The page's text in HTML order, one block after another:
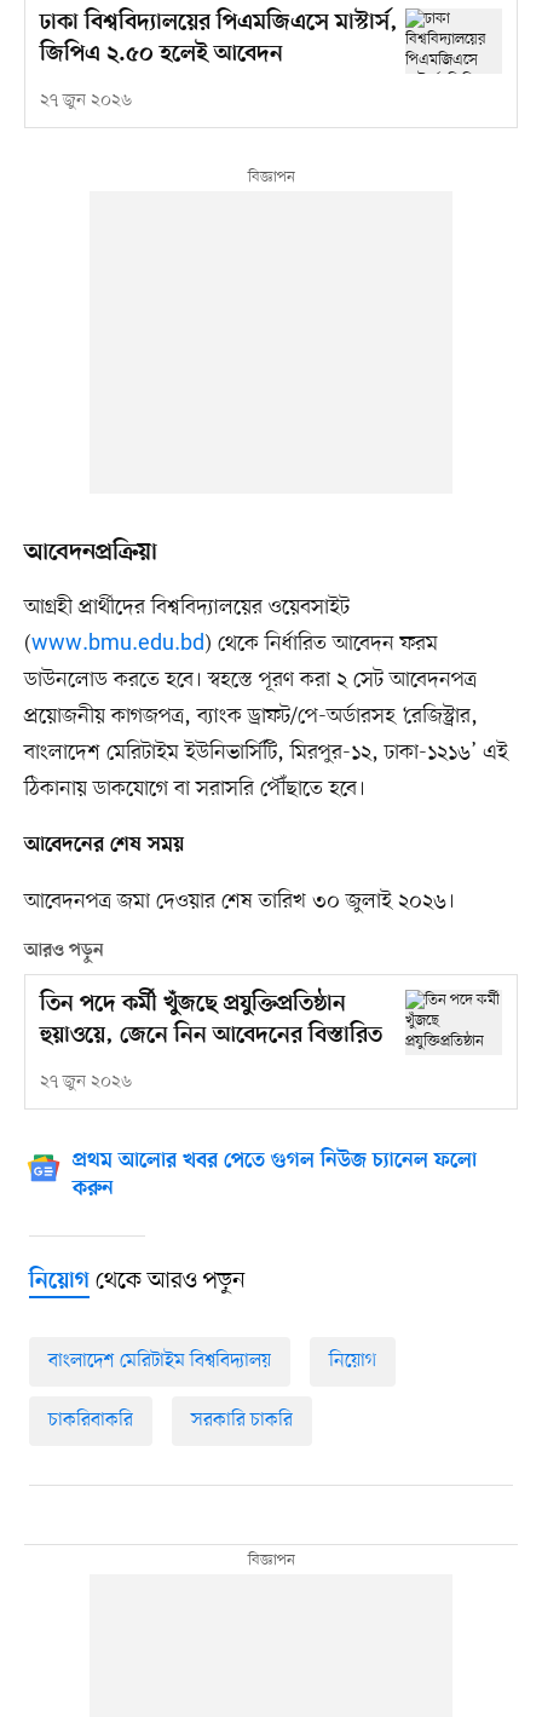
ঢাকা বিশ্ববিদ্যালয়ের পিএমজিএসে মাস্টার্স,
জিপিএ ২.৫০ হলেই আবেদন
২৭ জুন ২০২৬
আবেদনপ্রক্রিয়া
আগ্রহী প্রার্থীদের বিশ্ববিদ্যালয়ের ওয়েবসাইট
(www.bmu.edu.bd) থেকে নির্ধারিত আবেদন ফরম
ডাউনলোড করতে হবে। স্বহস্তে পূরণ করা ২ সেট আবেদনপত্র
প্রয়োজনীয় কাগজপত্র, ব্যাংক ড্রাফট/পে-অর্ডারসহ ‘রেজিস্ট্রার,
বাংলাদেশ মেরিটাইম ইউনিভার্সিটি, মিরপুর-১২, ঢাকা-১২১৬’ এই
ঠিকানায় ডাকযোগে বা সরাসরি পৌঁছাতে হবে।
আবেদনের শেষ সময়
আবেদনপত্র জমা দেওয়ার শেষ তারিখ ৩০ জুলাই ২০২৬।
আরও পড়ুন
তিন পদে কর্মী খুঁজছে প্রযুক্তিপ্রতিষ্ঠান
হুয়াওয়ে, জেনে নিন আবেদনের বিস্তারিত
২৭ জুন ২০২৬
প্রথম আলোর খবর পেতে গুগল নিউজ চ্যানেল ফলো
করুন
নিয়োগথেকে আরও পড়ুন
বাংলাদেশ মেরিটাইম বিশ্ববিদ্যালয় নিয়োগ
চাকরিবাকরি সরকারি চাকরি